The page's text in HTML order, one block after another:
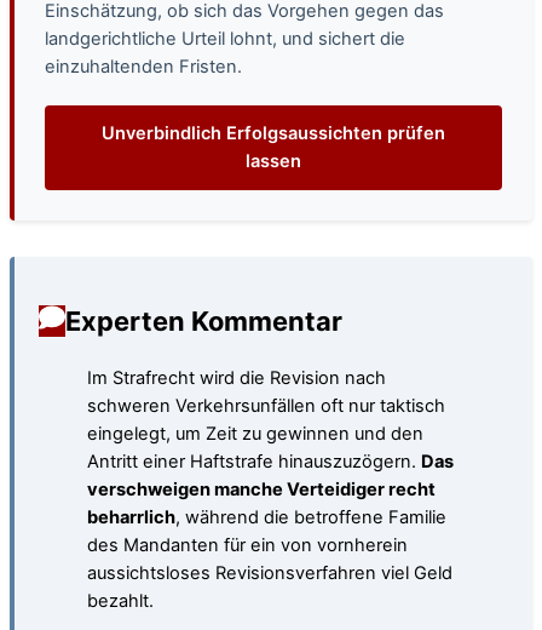
Einschätzung, ob sich das Vorgehen gegen das
landgerichtliche Urteil lohnt, und sichert die
einzuhaltenden Fristen.
Unverbindlich Erfolgsaussichten prüfen
lassen
Experten Kommentar
Im Strafrecht wird die Revision nach
schweren Verkehrsunfällen oft nur taktisch
eingelegt, um Zeit zu gewinnen und den
Antritt einer Haftstrafe hinauszuzögern. Das
verschweigen manche Verteidiger recht
beharrlich, während die betroffene Familie
des Mandanten für ein von vornherein
aussichtsloses Revisionsverfahren viel Geld
bezahlt.